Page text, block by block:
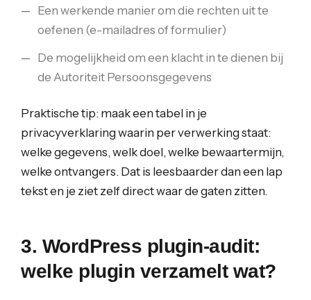
Een werkende manier om die rechten uit te
oefenen (e-mailadres of formulier)
De mogelijkheid om een klacht in te dienen bij
de Autoriteit Persoonsgegevens
Praktische tip: maak een tabel in je
privacyverklaring waarin per verwerking staat:
welke gegevens, welk doel, welke bewaartermijn,
welke ontvangers. Dat is leesbaarder dan een lap
tekst en je ziet zelf direct waar de gaten zitten.
3. WordPress plugin-audit:
welke plugin verzamelt wat?